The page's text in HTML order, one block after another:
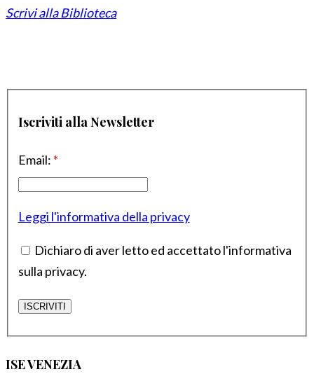
Scrivi alla Biblioteca
Iscriviti alla Newsletter
Email: *
Leggi l'informativa della privacy
Dichiaro di aver letto ed accettato l'informativa
sulla privacy.
ISE VENEZIA